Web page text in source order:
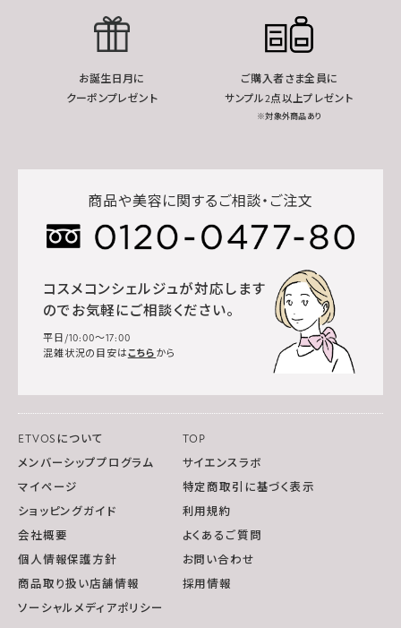
お誕生日月に
クーポンプレゼント
ご購入者さま全員に
サンプル2点以上プレゼント
※対象外商品あり
商品や美容に関するご相談・ご注文
コスメコンシェルジュが対応します
のでお気軽にご相談ください。
平日/10:00～17:00
混雑状況の目安はこちら から
ETVOSについて
TOP
メンバーシッププログラム
サイエンスラボ
マイページ
特定商取引に基づく表示
ショッピングガイド
利用規約
会社概要
よくあるご質問
個人情報保護方針
お問い合わせ
商品取り扱い店舗情報
採用情報
ソーシャルメディアポリシー